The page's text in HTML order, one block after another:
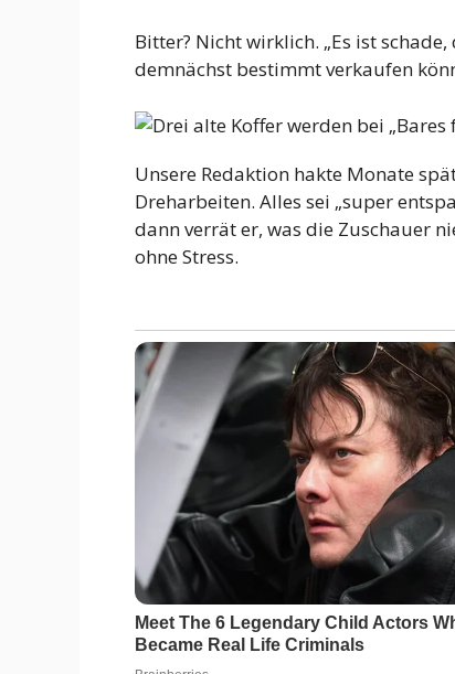
Bitter? Nicht wirklich. „Es ist
demnächst bestimmt verkaufen
Unsere Redaktion hakte Monate
Dreharbeiten. Alles sei „super
dann verrät er, was die Zuschauer
ohne Stress.